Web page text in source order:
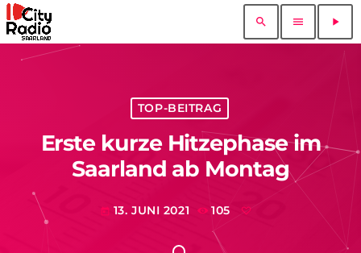
search menu play_arrow
TOP-BEITRAG
Erste kurze Hitzephase im
Saarland ab Montag
today 13. JUNI 2021 105